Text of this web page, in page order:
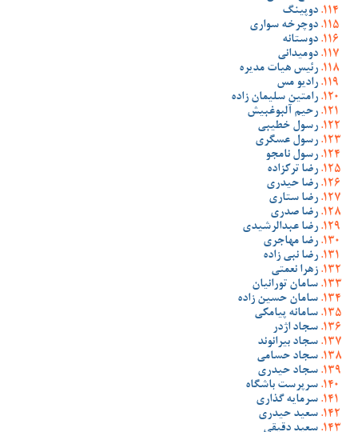
دوپینگ
دوچرخه سواری
دوستانه
دومیدانی
رئیس هیات مدیره
رادیو مس
رامتین سلیمان زاده
رحیم آلبوغبیش
رسول خطیبی
رسول عسگری
رسول نامجو
رضا ترکزاده
رضا حیدری
رضا ستاری
رضا صدری
رضا عبدالرشیدی
رضا مهاجری
رضا نبی زاده
زهرا نعمتی
سامان تورانیان
سامان حسین زاده
سامانه پیامکی
سجاد اژدر
سجاد بیرانوند
سجاد حسامی
سجاد حیدری
سرپرست باشگاه
سرمایه گذاری
سعید حیدری
سعید دقیقی